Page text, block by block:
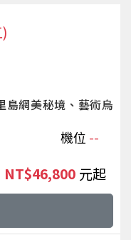
島網美秘境、藝術烏
機位 --
NT$46,800 起